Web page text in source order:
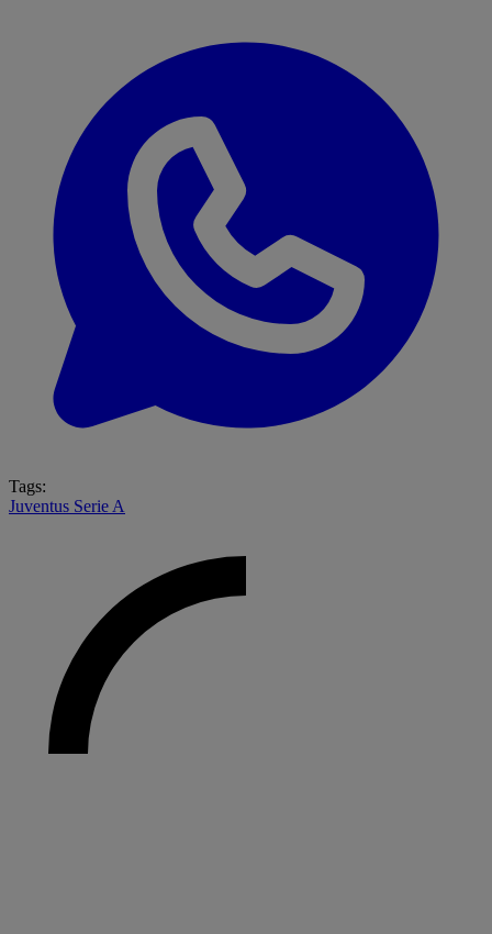
Tags:
Juventus Serie A